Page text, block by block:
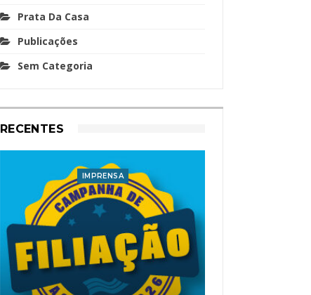
Prata Da Casa
Publicações
Sem Categoria
RECENTES
IMPRENSA